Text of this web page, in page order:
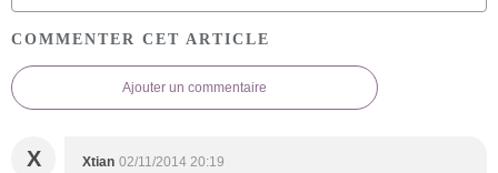
COMMENTER CET ARTICLE
Ajouter un commentaire
X Xtian 02/11/2014 20:19